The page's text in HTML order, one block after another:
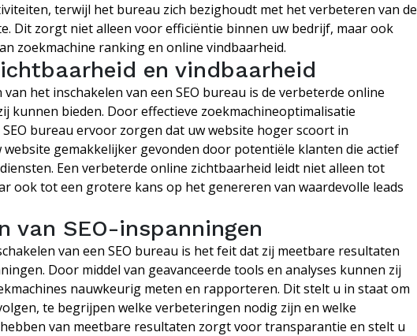
terwijl het bureau zich bezighoudt met het verbeteren van de
Dit zorgt niet alleen voor efficiëntie binnen uw bedrijf, maar ook
zoekmachine ranking en online vindbaarheid.
en vindbaarheid
het inschakelen van een SEO bureau is de verbeterde online
kunnen bieden. Door effectieve zoekmachineoptimalisatie
bureau ervoor zorgen dat uw website hoger scoort in
gemakkelijker gevonden door potentiële klanten die actief
Een verbeterde online zichtbaarheid leidt niet alleen tot
ook tot een grotere kans op het genereren van waardevolle leads
van SEO-inspanningen
van een SEO bureau is het feit dat zij meetbare resultaten
Door middel van geavanceerde tools en analyses kunnen zij
nauwkeurig meten en rapporteren. Dit stelt u in staat om
te begrijpen welke verbeteringen nodig zijn en welke
van meetbare resultaten zorgt voor transparantie en stelt u